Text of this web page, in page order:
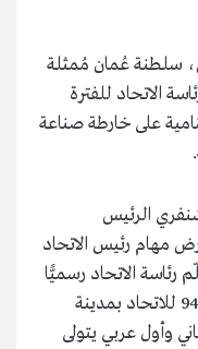
سلطنة عُمان مُمثلة
الاتحاد للفترة
المتنامية على خارطة صناعة
الرئيس
مهام رئيس الاتحاد
على أن يتسلّم رئاسة الاتحاد رسميًّا
في نوفمبر 2027 خلال المؤتمر العالمي الـ94 للاتحاد بمدينة
وأول عربي يتولى